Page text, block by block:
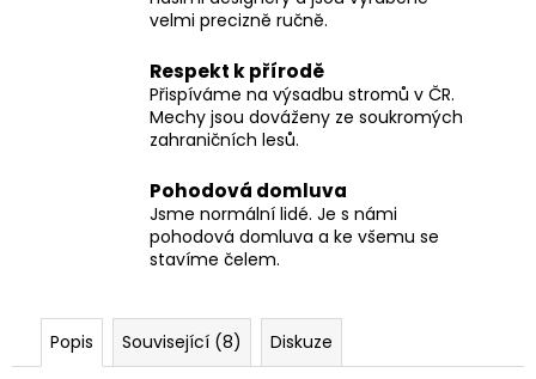
velmi precizně ručně.
Respekt k přírodě
Přispíváme na výsadbu stromů v ČR.
Mechy jsou dováženy ze soukromých
zahraničních lesů.
Pohodová domluva
Jsme normální lidé. Je s námi
pohodová domluva a ke všemu se
stavíme čelem.
Popis Související (8) Diskuze